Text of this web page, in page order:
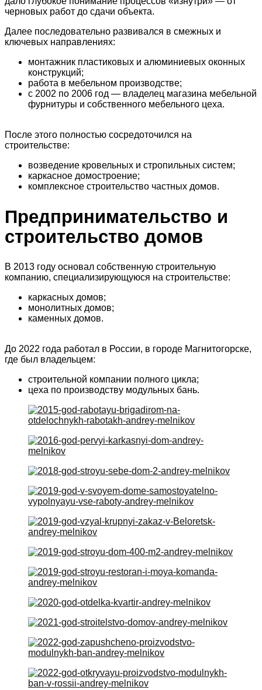
черновых работ до сдачи объекта.
Далее последовательно развивался в смежных и
ключевых направлениях:
монтажник пластиковых и алюминиевых оконных
конструкций;
работа в мебельном производстве;
с 2002 по 2006 год — владелец магазина мебельной
фурнитуры и собственного мебельного цеха.
После этого полностью сосредоточился на
строительстве:
возведение кровельных и стропильных систем;
каркасное домостроение;
комплексное строительство частных домов.
Предпринимательство и
строительство домов
В 2013 году основал собственную строительную
компанию, специализирующуюся на строительстве:
каркасных домов;
монолитных домов;
каменных домов.
До 2022 года работал в России, в городе Магнитогорске,
где был владельцем:
строительной компании полного цикла;
цеха по производству модульных бань.